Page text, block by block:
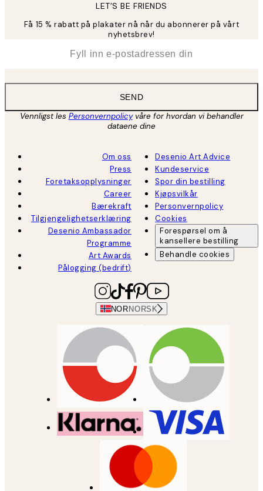
LET’S BE FRIENDS
Få 15 % rabatt på plakater nå når du abonnerer på vårt
nyhetsbrev!
SEND
Vennligst les Personvernpolicyvåre for hvordan vi behandler
dataene dine
Om oss
Press
Foretaksopplysninger
Career
Bærekraft
Tilgjengelighetserklæring
Desenio Ambassador
Programme
Art Awards
Pålogging (bedrift)
Desenio Art Advice
Kundeservice
Spor din bestilling
Kjøpsvilkår
Personvernpolicy
Cookies
Forespørsel om å
kansellere bestilling
Behandle cookies
NORNORSK